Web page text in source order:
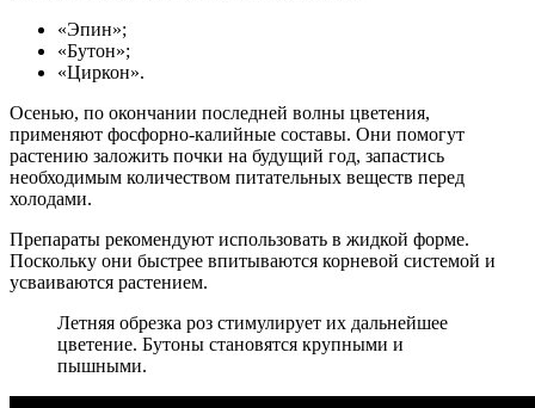
«Эпин»;
«Бутон»;
«Циркон».
Осенью, по окончании последней волны цветения,
применяют фосфорно-калийные составы. Они помогут
растению заложить почки на будущий год, запастись
необходимым количеством питательных веществ перед
холодами.
Препараты рекомендуют использовать в жидкой форме.
Поскольку они быстрее впитываются корневой системой и
усваиваются растением.
Летняя обрезка роз стимулирует их дальнейшее
цветение. Бутоны становятся крупными и
пышными.